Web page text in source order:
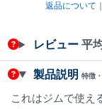
返品について
レビュー 平
製品説明 特徴
これはジムで使え